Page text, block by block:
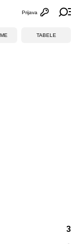
Otvori
Prijava
TABELE
3